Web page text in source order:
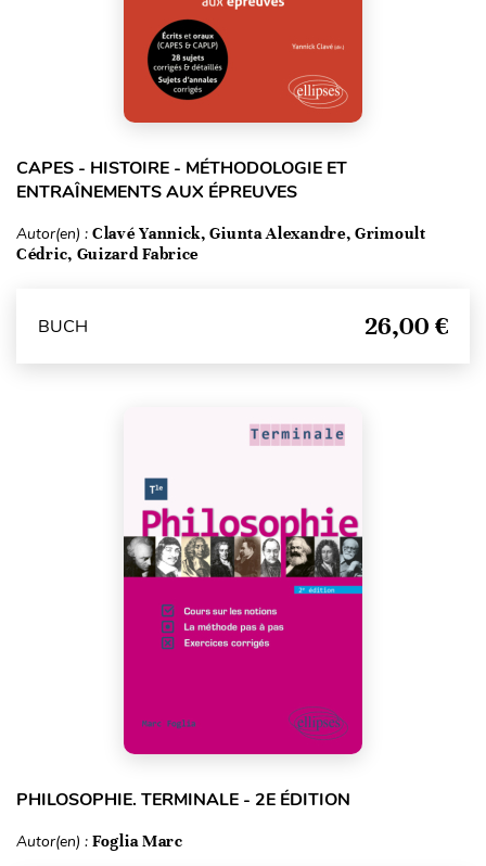
CAPES - HISTOIRE - MÉTHODOLOGIE ET
ENTRAÎNEMENTS AUX ÉPREUVES
Autor(en) : Clavé Yannick, Giunta Alexandre, Grimoult
Cédric, Guizard Fabrice
BUCH 26,00 €
PHILOSOPHIE. TERMINALE - 2E ÉDITION
Autor(en) : Foglia Marc